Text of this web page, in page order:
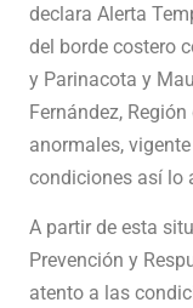
declara Alerta
del borde costero
y Parinacota y
Fernández,
anormales,
condiciones así lo
A partir de esta
Prevención y
atento a las